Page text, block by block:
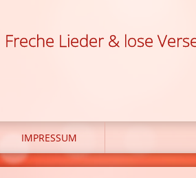
Freche Lieder & lose
IMPRESSUM